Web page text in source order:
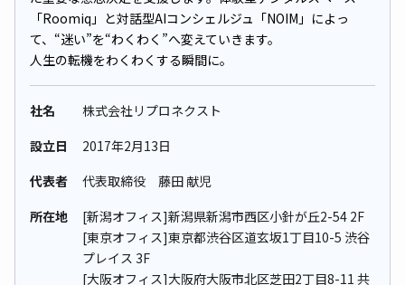
「Roomiq」と対話型AIコンシェルジュ「NOIM」によっ
て、“迷い”を“わくわく”へ変えていきます。
人生の転機をわくわくする瞬間に。
社名
株式会社リプロネクスト
設立日
2017年2⽉13⽇
代表者
代表取締役 藤田 献児
所在地
[新潟オフィス]新潟県新潟市西区小針が丘2-54 2F
[東京オフィス]東京都渋谷区道玄坂1丁目10-5 渋谷
プレイス 3F
[大阪オフィス]大阪府大阪市北区芝田2丁目8-11 共